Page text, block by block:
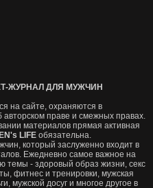
ЖУРНАЛ ДЛЯ МУЖЧИН
на сайте, охраняются в
авторском праве и смежных правах.
материалов прямая активная
LIFE обязательна.
который заслуженно входит в
Ежедневно самое важное на
- здоровый образ жизни, секс
фитнес и тренировки, мужская
мужской досуг и многое другое в